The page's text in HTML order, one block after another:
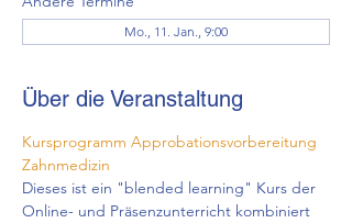
Mo., 11. Jan., 9:00
Über die Veranstaltung
Kursprogramm Approbationsvorbereitung
Zahnmedizin
Dieses ist ein "blended learning" Kurs der
Online- und Präsenzunterricht kombiniert